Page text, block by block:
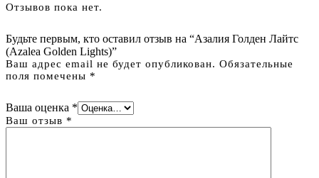
Отзывов пока нет.
Будьте первым, кто оставил отзыв на “Азалия Голден Лайтс
(Azalea Golden Lights)”
Ваш адрес email не будет опубликован. Обязательные
поля помечены *
Ваша оценка *
Ваш отзыв *